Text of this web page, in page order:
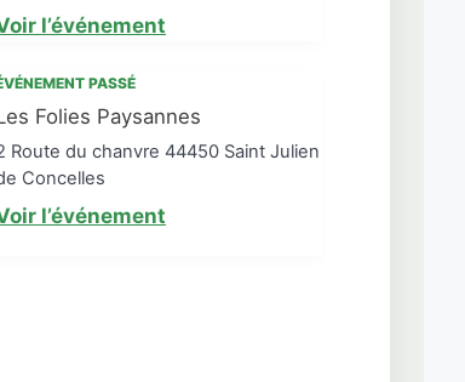
l’événement
PASSÉ
Folies Paysannes
Route du chanvre 44450 Saint Julien
Concelles
l’événement